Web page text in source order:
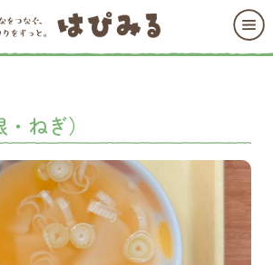
ねぎ）